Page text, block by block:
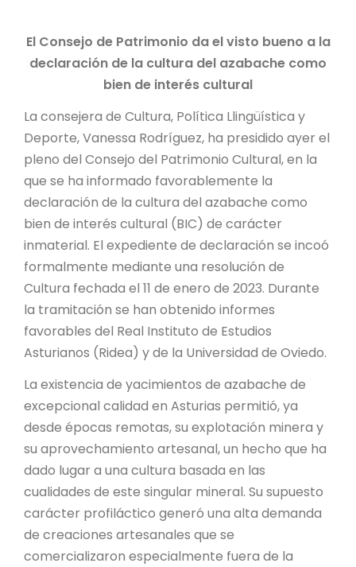
El Consejo de Patrimonio da el visto bueno a la
declaración de la cultura del azabache como
bien de interés cultural
La consejera de Cultura, Política Llingüística y
Deporte, Vanessa Rodríguez, ha presidido ayer el
pleno del Consejo del Patrimonio Cultural, en la
que se ha informado favorablemente la
declaración de la cultura del azabache como
bien de interés cultural (BIC) de carácter
inmaterial. El expediente de declaración se incoó
formalmente mediante una resolución de
Cultura fechada el 11 de enero de 2023. Durante
la tramitación se han obtenido informes
favorables del Real Instituto de Estudios
Asturianos (Ridea) y de la Universidad de Oviedo.
La existencia de yacimientos de azabache de
excepcional calidad en Asturias permitió, ya
desde épocas remotas, su explotación minera y
su aprovechamiento artesanal, un hecho que ha
dado lugar a una cultura basada en las
cualidades de este singular mineral. Su supuesto
carácter profiláctico generó una alta demanda
de creaciones artesanales que se
comercializaron especialmente fuera de la